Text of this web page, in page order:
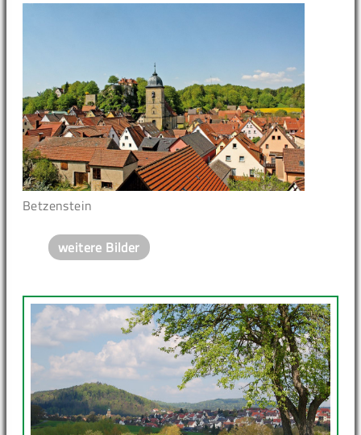
Betzenstein
weitere Bilder